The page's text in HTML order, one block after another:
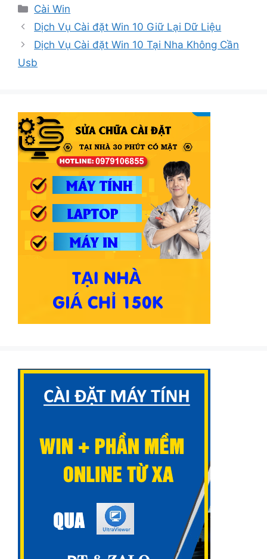
Danh
mục
Cài Win
Dịch Vụ Cài đặt Win 10 Giữ Lại Dữ Liệu
Dịch Vụ Cài đặt Win 10 Tại Nha Không Cần
Usb